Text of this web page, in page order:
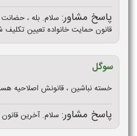
پاسخ مشاور: سلام. بله ،
قانون حمایت خانواده تعیین
سوگل
خسته نباشین ، قانونش اصلاحیه
پاسخ مشاور: سلام. آخرین قانون